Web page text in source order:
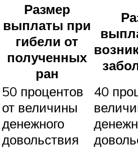
Размер
выплаты при
гибели от
полученных
ран
50 процентов
от величины
денежного
довольствия
40